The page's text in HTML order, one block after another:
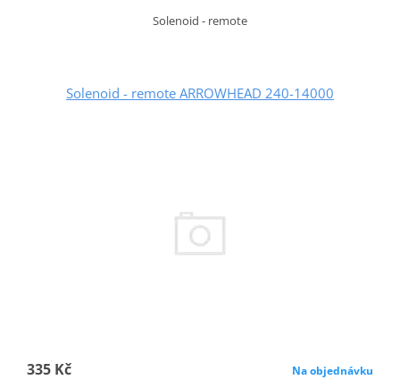
Solenoid - remote
Solenoid - remote ARROWHEAD 240-14000
335 Kč Na objednávku